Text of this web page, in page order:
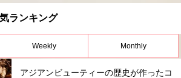
ランキング
Weekly Monthly
アジアンビューティーの歴史が作ったコ